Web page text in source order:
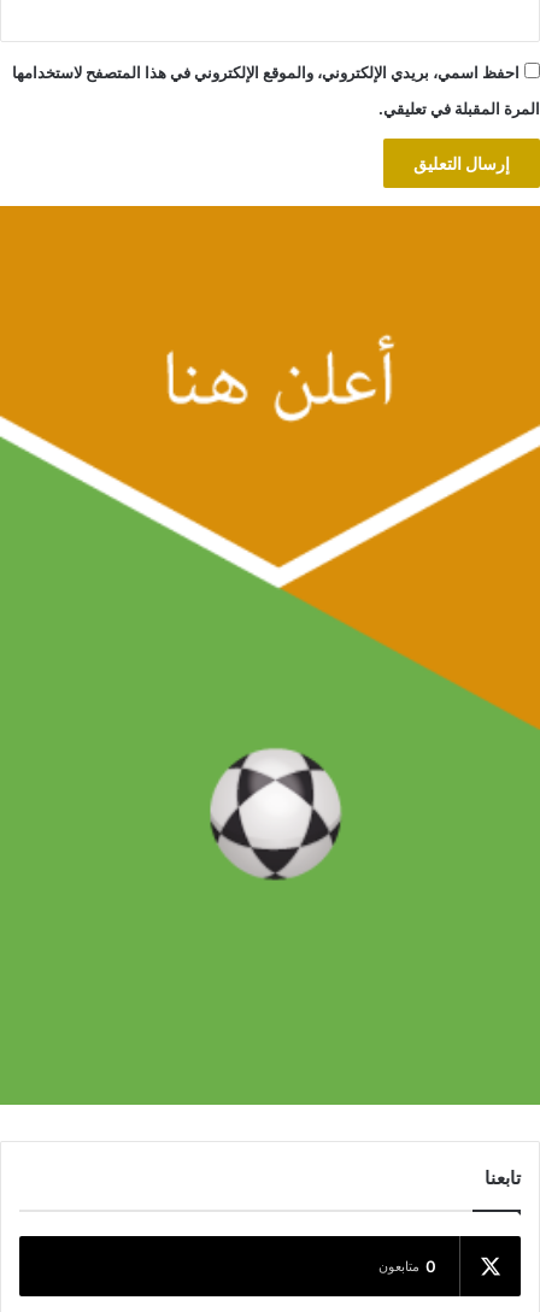
احفظ اسمي، بريدي الإلكتروني، والموقع الإلكتروني في هذا المتصفح لاستخدامها
المرة المقبلة في تعليقي.
تابعنا
0 متابعون